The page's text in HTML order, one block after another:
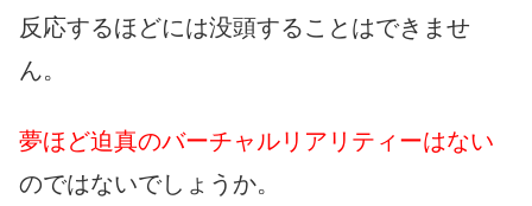
反応するほどには没頭することはできませ
ん。
夢ほど迫真のバーチャルリアリティーはない
のではないでしょうか。